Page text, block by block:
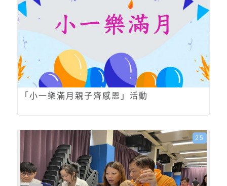
「小一樂滿月親子齊感恩」活動
25